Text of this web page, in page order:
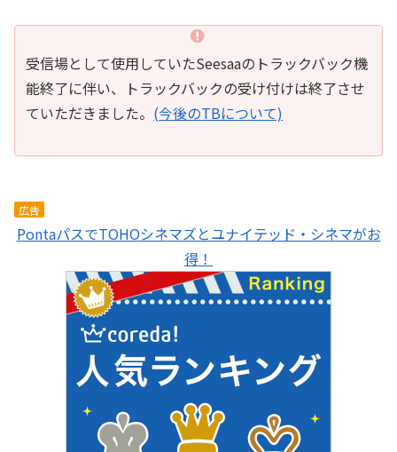
受信場として使用していたSeesaaのトラックバック機
能終了に伴い、トラックバックの受け付けは終了させ
ていただきました。 (今後のTBについて)
広告
PontaパスでTOHOシネマズとユナイテッド・シネマがお
得！